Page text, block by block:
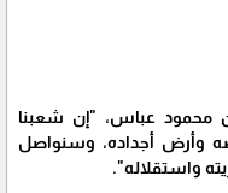
محمود عباس، "إن شعبنا
وأرض أجداده، وسنواصل
واستقلاله".